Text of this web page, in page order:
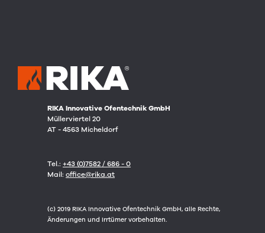
RIKA Innovative Ofentechnik GmbH
Müllerviertel 20
AT - 4563 Micheldorf
Tel.: +43 (0)7582 / 686 - 0
Mail: office@rika.at
(c) 2019 RIKA Innovative Ofentechnik GmbH, alle Rechte,
Änderungen und Irrtümer vorbehalten.